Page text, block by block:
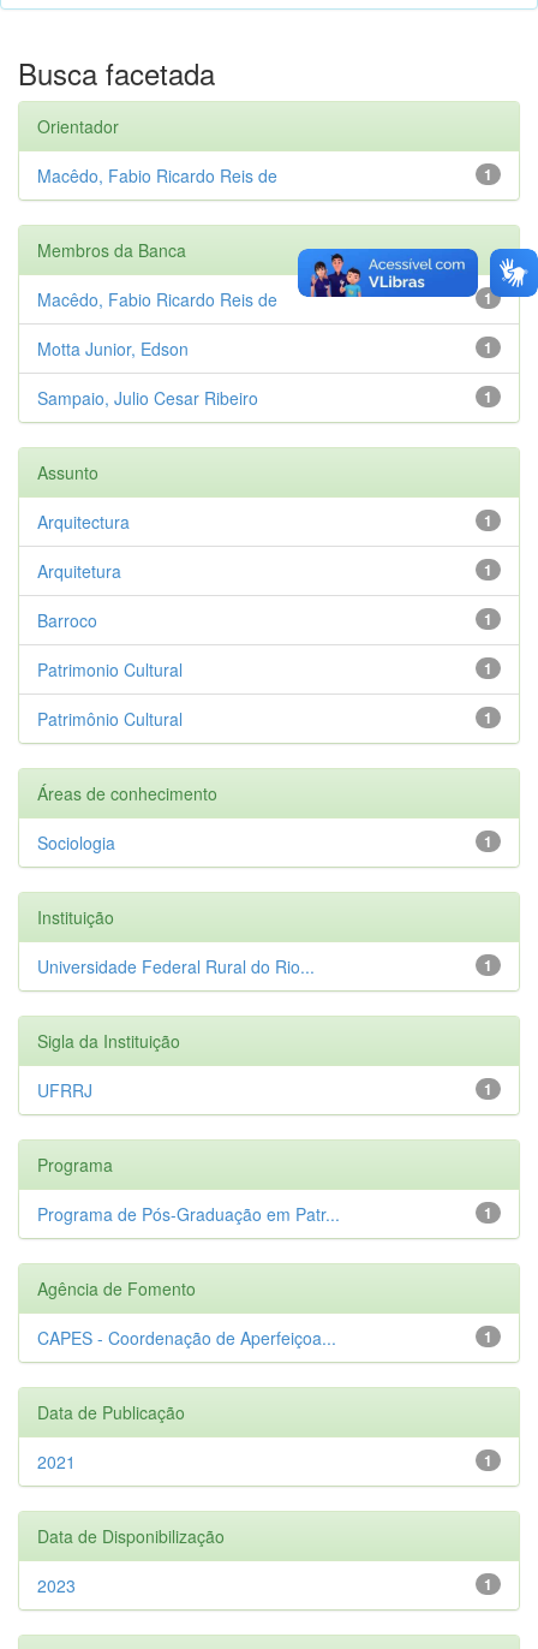
Busca facetada
Orientador
1
Macêdo, Fabio Ricardo Reis de
Membros da Banca
1
Macêdo, Fabio Ricardo Reis de
1
Motta Junior, Edson
1
Sampaio, Julio Cesar Ribeiro
Assunto
1
Arquitectura
1
Arquitetura
1
Barroco
1
Patrimonio Cultural
1
Patrimônio Cultural
Áreas de conhecimento
1
Sociologia
Instituição
1
Universidade Federal Rural do Rio...
Sigla da Instituição
1
UFRRJ
Programa
1
Programa de Pós-Graduação em Patr...
Agência de Fomento
1
CAPES - Coordenação de Aperfeiçoa...
Data de Publicação
1
2021
Data de Disponibilização
1
2023